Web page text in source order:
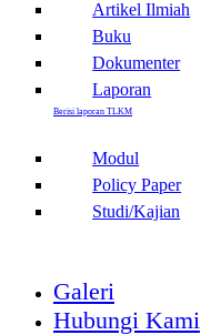
Artikel Ilmiah
Buku
Dokumenter
Laporan
Berisi laporan TLKM
Modul
Policy Paper
Studi/Kajian
Galeri
Hubungi Kami